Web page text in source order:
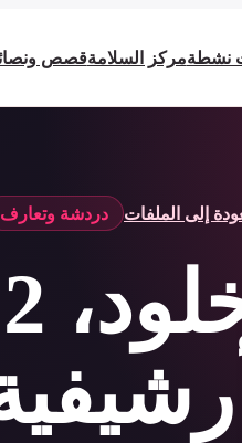
نشطةمركز السلامةقصص
إلى الملفات دردشة وتعارف